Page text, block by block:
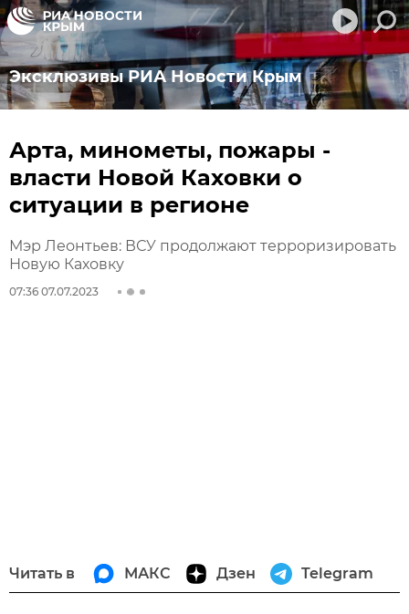
Эксклюзивы РИА Новости Крым
Арта, минометы, пожары -
власти Новой Каховки о
ситуации в регионе
Мэр Леонтьев: ВСУ продолжают терроризировать
Новую Каховку
07:36 07.07.2023
Читать в МАКС Дзен Telegram